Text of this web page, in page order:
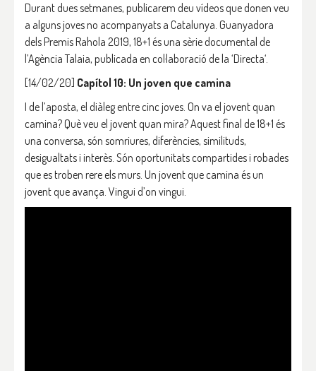
Durant dues setmanes, publicarem deu vídeos que donen veu
a alguns joves no acompanyats a Catalunya. Guanyadora
dels Premis Rahola 2019, 18+1 és una sèrie documental de
l’Agència Talaia, publicada en col·laboració de la ‘Directa‘.
[14/02/20] Capítol 10: Un joven que camina
I de l’aposta, el diàleg entre cinc joves. On va el jovent quan
camina? Què veu el jovent quan mira? Aquest final de 18+1 és
una conversa, són somriures, diferències, similituds,
desigualtats i interès. Són oportunitats compartides i robades
que es troben rere els murs. Un jovent que camina és un
jovent que avança. Vingui d’on vingui.